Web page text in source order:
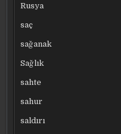
Rusya
saç
sağanak
Sağlık
sahte
sahur
saldırı